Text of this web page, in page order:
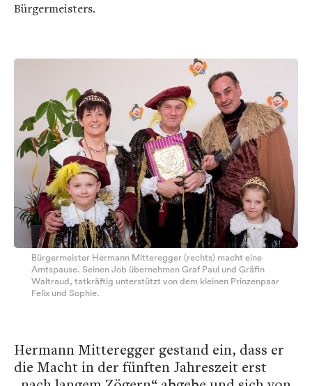
Bürgermeisters.
Bürgermeister Hermann Mitteregger (rechts) macht eine
Amtspause. Seinen Job übernehmen Graf Paul und Gräfin
Waltraud, tatkräftig unterstützt von dem kleinen Prinzenpaar
Felix und Sophie.
Hermann Mitteregger gestand ein, dass er
die Macht in der fünften Jahreszeit erst